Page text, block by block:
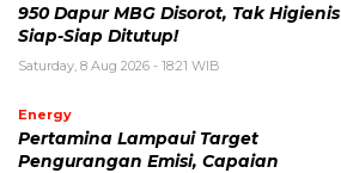
950 Dapur MBG Disorot, Tak Higienis
Siap-Siap Ditutup!
Saturday, 8 Aug 2026 - 18:21 WIB
Energy
Pertamina Lampaui Target
Pengurangan Emisi, Capaian